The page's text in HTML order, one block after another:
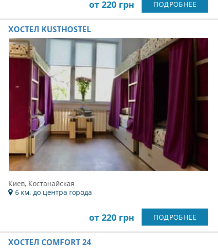
от 220 грн ПОДРОБНЕЕ
ХОСТЕЛ KUSTHOSTEL
Киев, Костанайская
6 км. до центра города
от 220 грн ПОДРОБНЕЕ
ХОСТЕЛ COMFORT 24